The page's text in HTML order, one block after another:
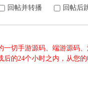
回帖并转播 回帖后
切手游源码、端游源码
后的24个小时之内，从您